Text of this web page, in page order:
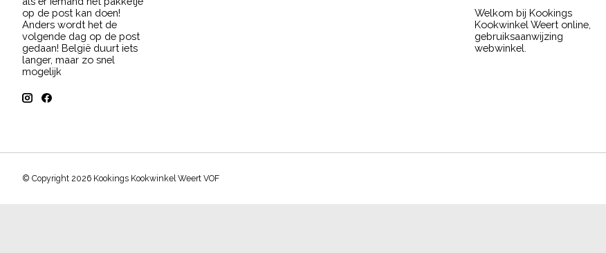
op de post kan doen!
Anders wordt het de
volgende dag op de post
gedaan! België duurt iets
langer, maar zo snel
mogelijk
Welkom bij Kookings
Kookwinkel Weert online,
gebruiksaanwijzing
webwinkel.
© Copyright 2026 Kookings Kookwinkel Weert VOF